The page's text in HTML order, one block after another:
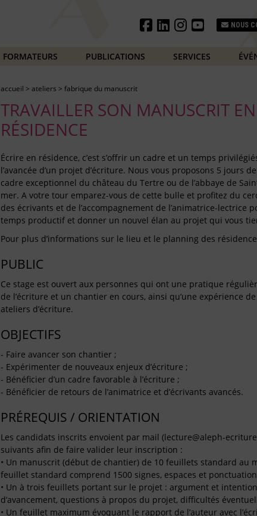
NOUS
FORMATEURS PUBLICATIONS SERVICES
accueil > ateliers > fabrique du manuscrit
TRAVAILLER SON MANUSCRIT EN
RÉSIDENCE
Écrire en résidence, c’est s’offrir un cadre et un temps
l’avancée d’un projet d’écriture. Nous vous proposons 5 jours
cadre exceptionnel du château du Tertre ou de l’abbaye de
mer. A votre tour emparez-vous de cette bulle et profitez du
des écrivants et de l’accompagnement de l’animatrice-lectrice
temps productif et donner un nouvel élan au projet qui vous
Pour plus d’informations sur le lieu et le planning des
PUBLIC
Ce stage est ouvert aux personnes qui ont une pratique
de l’écriture et un chantier en cours, ainsi qu’une expérience
ateliers d’écriture.
OBJECTIFS
- Faire avancer son chantier ;
- Expérimenter de nouveaux enjeux d’écriture ;
- Bénéficier d’un cadre favorable à l’écriture ;
- Bénéficier de retours de l’animatrice et d’écrivants avancés.
PRÉREQUIS / ORIENTATION
Les candidats inscrits envoient par mail (lecture@aleph-
suivants afin de faire valider leur inscription :
• Un manuscrit (début de chantier) de 10 feuillets standard au
feuillet standard comprend 1500 signes, espaces et
• Un à trois feuillets portant sur le projet : argument et
d’avancement, questions à propos du projet, difficultés
• Un feuillet maximum évoquant le rapport de l’auteur avec